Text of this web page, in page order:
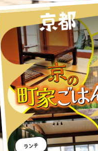
ランチ